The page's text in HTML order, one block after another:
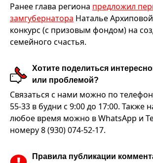
Ранее глава региона предложил
замгубернатора Наталье
конкурс (с призовым фондом) на
семейного счастья.
Хотите поделиться
или проблемой?
Связаться с нами можно по
55-33 в будни с 9:00 до 17:00. Также
любое время можно в WhatsApp и
номеру 8 (930) 074-52-17.
Правила публикации